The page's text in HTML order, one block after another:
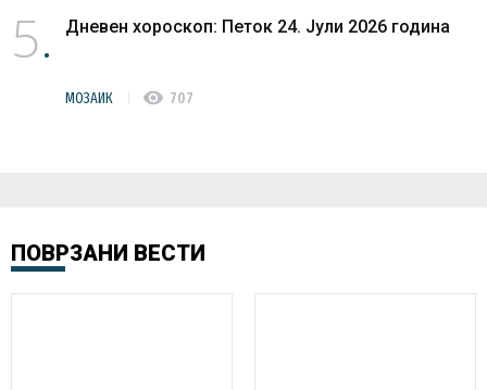
5 Дневен хороскоп: Петок 24. Јули 2026 година
МОЗАИК visibility 707
ПОВРЗАНИ ВЕСТИ